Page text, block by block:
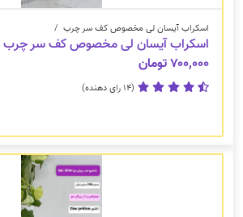
اسکراب آیسان لی مخصوص کف سر چرب /
اسکراب آیسان لی مخصوص کف سر چرب
۷۰۰,۰۰۰ تومان
(14 رای دهنده)